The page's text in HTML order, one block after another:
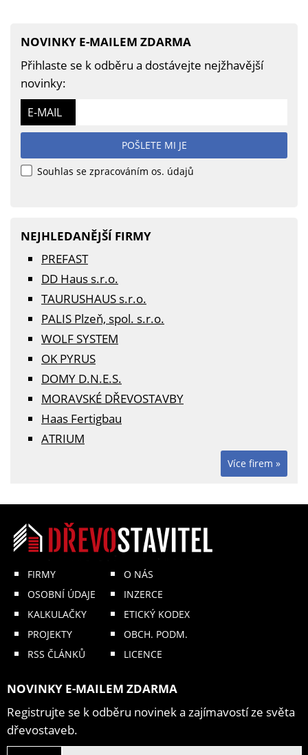
NOVINKY E-MAILEM ZDARMA
Přihlaste se k odběru a dostávejte nejžhavější
novinky:
E-MAIL
POŠLETE MI JE
Souhlas se zpracováním os. údajů
NEJHLEDANĚJŠÍ FIRMY
PREFAST
DD Haus s.r.o.
TAURUSHAUS s.r.o.
PALIS Plzeň, spol. s.r.o.
WOLF SYSTEM
OK PYRUS
DOMY D.N.E.S.
MORAVSKÉ DŘEVOSTAVBY
Haas Fertigbau
ATRIUM
Více firem »
FIRMY
OSOBNÍ ÚDAJE
KALKULAČKY
PROJEKTY
RSS ČLÁNKŮ
O NÁS
INZERCE
ETICKÝ KODEX
OBCH. PODM.
LICENCE
NOVINKY E-MAILEM ZDARMA
Registrujte se k odběru novinek a zajímavostí ze světa
dřevostaveb.